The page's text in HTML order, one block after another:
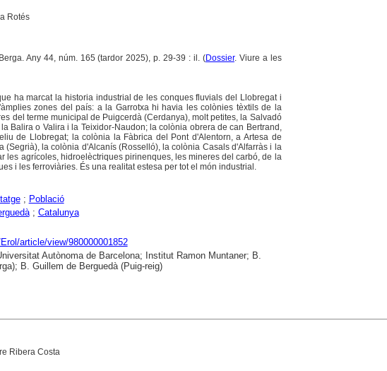
Rotés
Berga. Any 44, núm. 165 (tardor 2025), p. 29-39 : il. (Dossier. Viure a les
ha marcat la historia industrial de les conques fluvials del Llobregat i
zones del país: a la Garrotxa hi havia les colònies tèxtils de la
del terme municipal de Puigcerdà (Cerdanya), molt petites, la Salvadó
Balira o Valira i la Teixidor-Naudon; la colònia obrera de can Bertrand,
de Llobregat; la colònia la Fàbrica del Pont d'Alentorn, a Artesa de
(Segrià), la colònia d'Alcanís (Rosselló), la colònia Casals d'Alfarràs i la
les agrícoles, hidroelèctriques pirinenques, les mineres del carbó, de la
i les ferroviàries. És una realitat estesa per tot el món industrial.
; Població
; Catalunya
article/view/980000001852
Autònoma de Barcelona; Institut Ramon Muntaner; B.
B. Guillem de Berguedà (Puig-reig)
Ribera Costa